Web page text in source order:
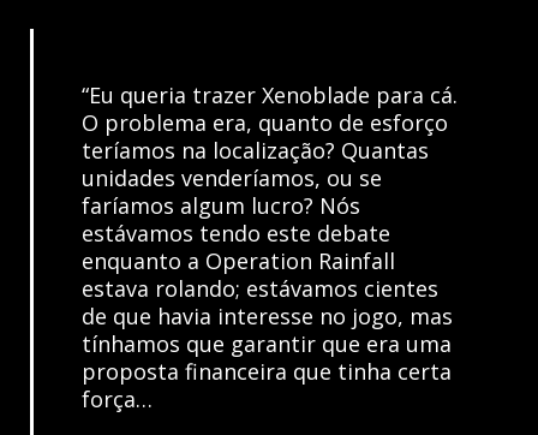
“Eu queria trazer Xenoblade para cá.
O problema era, quanto de esforço
teríamos na localização? Quantas
unidades venderíamos, ou se
faríamos algum lucro? Nós
estávamos tendo este debate
enquanto a Operation Rainfall
estava rolando; estávamos cientes
de que havia interesse no jogo, mas
tínhamos que garantir que era uma
proposta financeira que tinha certa
força…